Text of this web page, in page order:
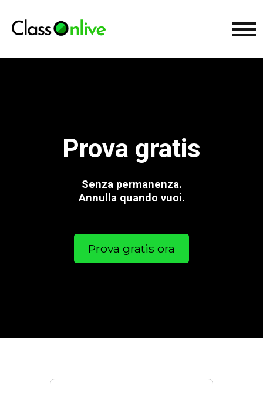
Prova gratis
Senza permanenza.
Annulla quando vuoi.
Prova gratis ora